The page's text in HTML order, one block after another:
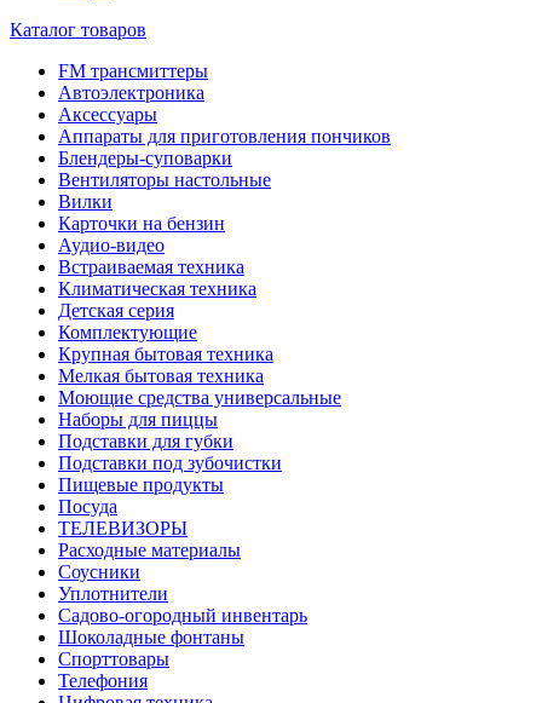
Каталог товаров
FM трансмиттеры
Автоэлектроника
Аксессуары
Аппараты для приготовления пончиков
Блендеры-суповарки
Вентиляторы настольные
Вилки
Карточки на бензин
Аудио-видео
Встраиваемая техника
Климатическая техника
Детская серия
Комплектующие
Крупная бытовая техника
Мелкая бытовая техника
Моющие средства универсальные
Наборы для пиццы
Подставки для губки
Подставки под зубочистки
Пищевые продукты
Посуда
ТЕЛЕВИЗОРЫ
Расходные материалы
Соусники
Уплотнители
Садово-огородный инвентарь
Шоколадные фонтаны
Спорттовары
Телефония